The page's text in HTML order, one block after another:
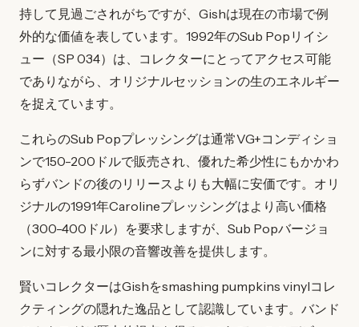
持して見過ごされがちですが、Gishは現在の市場で例
外的な価値を表しています。1992年のSub Popリイシ
ュー（SP 034）は、コレクターにとってアクセス可能
でありながら、オリジナルセッションの生のエネルギー
を捉えています。
これらのSub Popプレッシングは通常VG+コンディショ
ンで150-200ドルで販売され、優れた希少性にもかかわ
らずバンドの後のリリースよりも大幅に安価です。オリ
ジナルの1991年Carolineプレッシングはより高い価格
（300-400ドル）を要求しますが、Sub Popバージョ
ンに対する最小限の音響改善を提供します。
賢いコレクターはGishをsmashing pumpkins vinylコレ
クティングの隠れた逸品として認識しています。バンド